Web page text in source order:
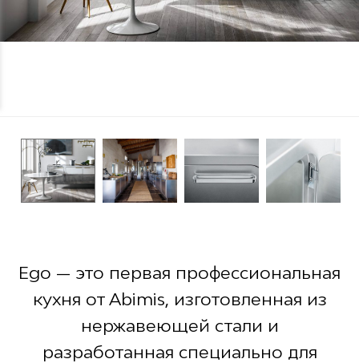
Ego — это первая профессиональная
кухня от Abimis, изготовленная из
нержавеющей стали и
разработанная специально для